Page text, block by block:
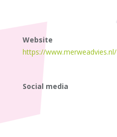
Website
https://www.merweadvies.nl/
Social media